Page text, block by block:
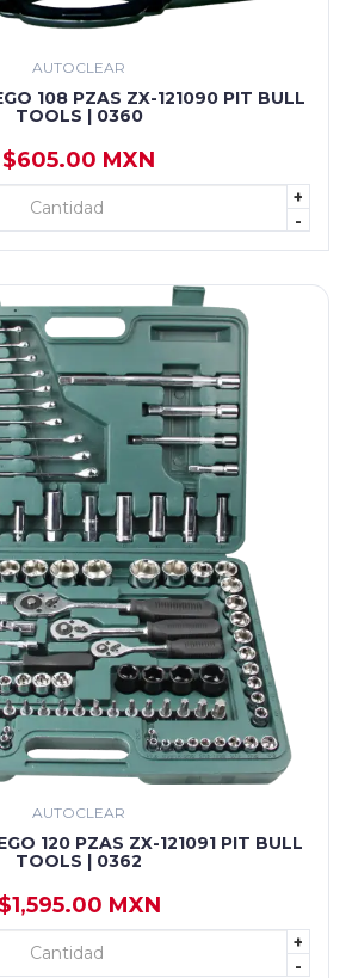
AUTOCLEAR
108 PZAS ZX-121090 PIT BULL
TOOLS | 0360
$605.00 MXN
+
-
+ AGREGAR
AUTOCLEAR
120 PZAS ZX-121091 PIT BULL
TOOLS | 0362
$1,595.00 MXN
+
-
+ AGREGAR